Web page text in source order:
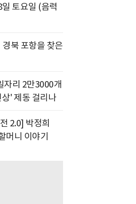
토요일 (음력
북 포항을 찾은
자리 2만3000개
' 제동 걸리나
2.0] 박정희
머니 이야기